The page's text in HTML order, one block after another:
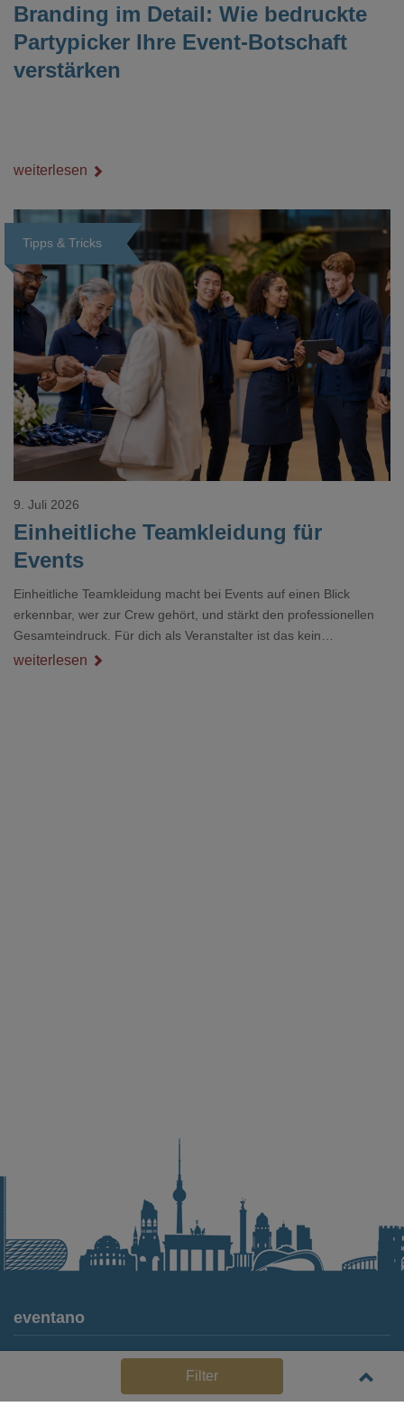
Filter
Branding im Detail: Wie bedruckte
Partypicker Ihre Event-Botschaft
verstärken
weiterlesen
Tipps & Tricks
Einheitliche Teamkleidung für
Events
9. Juli 2026
Einheitliche Teamkleidung macht bei Events auf einen Blick
erkennbar, wer zur Crew gehört, und stärkt den professionellen
Gesamteindruck. Für dich als Veranstalter ist das kein
Nebenthema: Bei Textilien mit Stickerei oder mehreren
weiterlesen
eventano